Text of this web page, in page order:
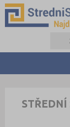
STŘEDNÍ